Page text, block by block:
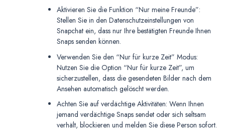
Aktivieren Sie die Funktion “Nur meine Freunde”:
Stellen Sie in den Datenschutzeinstellungen von
Snapchat ein, dass nur Ihre bestätigten Freunde Ihnen
Snaps senden können.
Verwenden Sie den “Nur für kurze Zeit” Modus:
Nutzen Sie die Option “Nur für kurze Zeit”, um
sicherzustellen, dass die gesendeten Bilder nach dem
Ansehen automatisch gelöscht werden.
Achten Sie auf verdächtige Aktivitäten: Wenn Ihnen
jemand verdächtige Snaps sendet oder sich seltsam
verhält, blockieren und melden Sie diese Person sofort.